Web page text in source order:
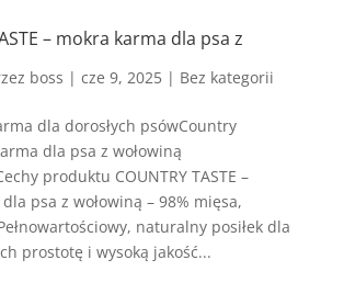
– mokra karma dla psa z
boss | cze 9, 2025| Bez kategorii
dla dorosłych psówCountry
dla psa z wołowiną
produktu COUNTRY TASTE –
psa z wołowiną – 98% mięsa,
naturalny posiłek dla
prostotę i wysoką jakość...